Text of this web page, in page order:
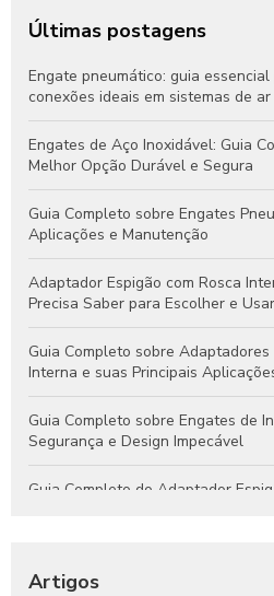
Últimas postagens
Engate pneumático: guia
conexões ideais em sistemas de
Engates de Aço Inoxidável: Guia
Melhor Opção Durável e Segura
Guia Completo sobre Engates
Aplicações e Manutenção
Adaptador Espigão com Rosca
Precisa Saber para Escolher e
Guia Completo sobre Adaptadores
Interna e suas Principais
Guia Completo sobre Engates de
Segurança e Design Impecável
Guia Completo do Adaptador
Eficientes e Confiáveis
Artigos